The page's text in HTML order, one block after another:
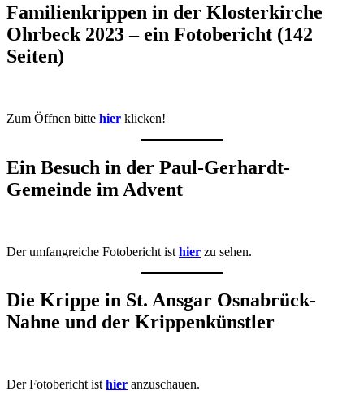
Familienkrippen in der Klosterkirche
Ohrbeck 2023 – ein Fotobericht (142
Seiten)
Zum Öffnen bitte hier klicken!
Ein Besuch in der Paul-Gerhardt-
Gemeinde im Advent
Der umfangreiche Fotobericht ist hier zu sehen.
Die Krippe in St. Ansgar Osnabrück-
Nahne und der Krippenkünstler
Der Fotobericht ist hier anzuschauen.